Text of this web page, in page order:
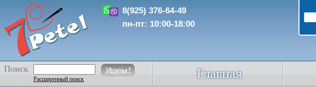
8(925) 376-64-49
пн-пт: 10:00-18:00
Поиск
Расширенный поиск